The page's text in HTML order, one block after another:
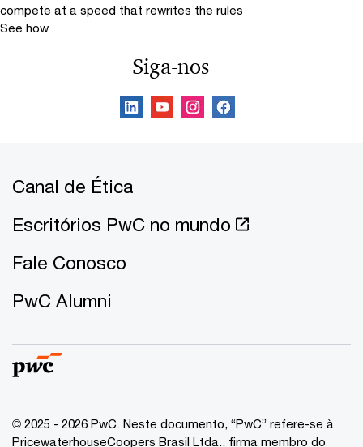
compete at a speed that rewrites the rules
See how
Siga-nos
Canal de Ética
Escritórios PwC no mundo
Fale Conosco
PwC Alumni
© 2025 - 2026 PwC. Neste documento, “PwC” refere-se à
PricewaterhouseCoopers Brasil Ltda., firma membro do